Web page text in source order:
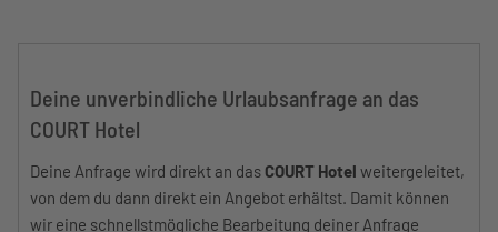
Deine unverbindliche Urlaubsanfrage an das
COURT Hotel
Deine Anfrage wird direkt an das COURT Hotel weitergeleitet,
von dem du dann direkt ein Angebot erhältst. Damit können
wir eine schnellstmögliche Bearbeitung deiner Anfrage